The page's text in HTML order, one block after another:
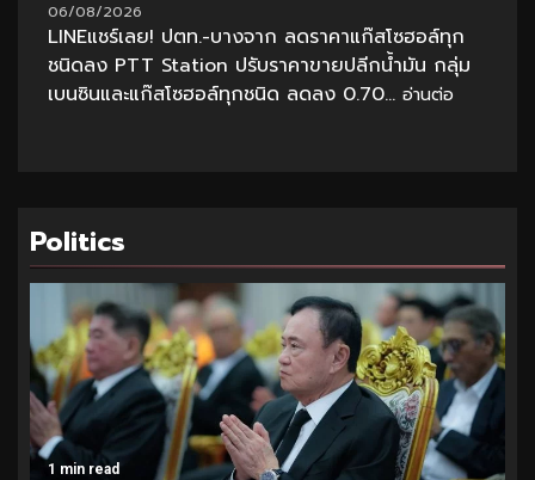
06/08/2026
LINEแชร์เลย! ปตท.-บางจาก ลดราคาแก๊สโซฮอล์ทุก
ชนิดลง PTT Station ปรับราคาขายปลีกน้ำมัน กลุ่ม
เบนซินและแก๊สโซฮอล์ทุกชนิด ลดลง 0.70... อ่านต่อ
Politics
1 min read